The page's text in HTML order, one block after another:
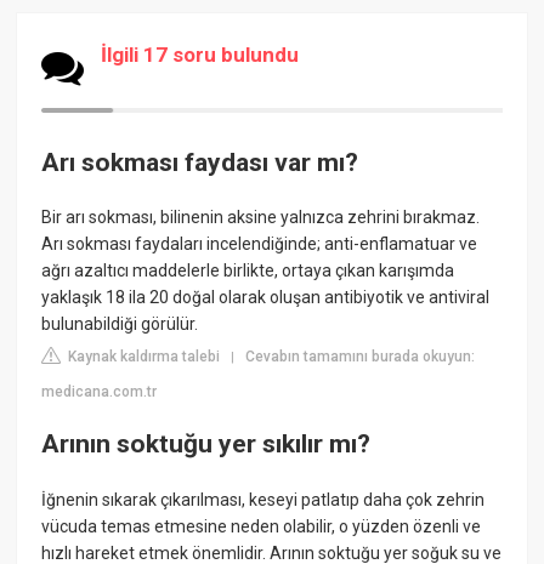
İlgili 17 soru bulundu
Arı sokması faydası var mı?
Bir arı sokması, bilinenin aksine yalnızca zehrini bırakmaz.
Arı sokması faydaları incelendiğinde; anti-enflamatuar ve
ağrı azaltıcı maddelerle birlikte, ortaya çıkan karışımda
yaklaşık 18 ila 20 doğal olarak oluşan antibiyotik ve antiviral
bulunabildiği görülür.
Kaynak kaldırma talebi |Cevabın tamamını burada okuyun:
medicana.com.tr
Arının soktuğu yer sıkılır mı?
İğnenin sıkarak çıkarılması, keseyi patlatıp daha çok zehrin
vücuda temas etmesine neden olabilir, o yüzden özenli ve
hızlı hareket etmek önemlidir. Arının soktuğu yer soğuk su ve